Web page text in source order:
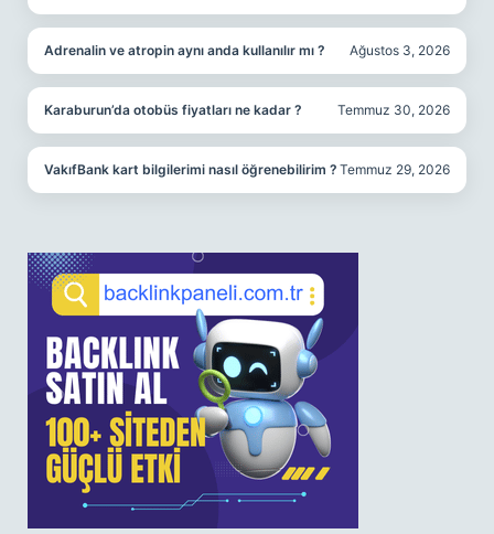
Adrenalin ve atropin aynı anda kullanılır mı ? Ağustos 3, 2026
Karaburun’da otobüs fiyatları ne kadar ? Temmuz 30, 2026
VakıfBank kart bilgilerimi nasıl öğrenebilirim ? Temmuz 29, 2026